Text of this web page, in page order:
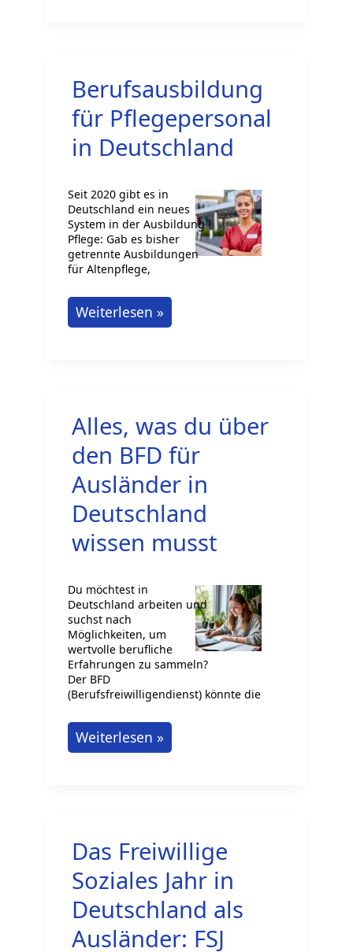
es?
Berufsausbildung
für Pflegepersonal
in Deutschland
Seit 2020 gibt es in
Deutschland ein neues
System in der Ausbildung
Pflege: Gab es bisher
getrennte Ausbildungen
für Altenpflege,
Berufsausbildung
für
Weiterlesen »
Alles, was du über
den BFD für
Ausländer in
Deutschland
wissen musst
Du möchtest in
Deutschland arbeiten und
suchst nach
Möglichkeiten, um
wertvolle berufliche
Erfahrungen zu sammeln?
Der BFD
(Berufsfreiwilligendienst) könnte die
Alles,
was
BFD
für
in
Deutschland
Weiterlesen »
Das Freiwillige
Soziales Jahr in
Deutschland als
Ausländer: FSJ